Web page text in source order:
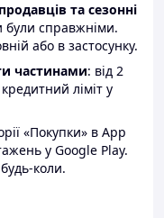
та сезонні
справжніми.
або в застосунку.
частинами: від 2
ліміт у
«Покупки» в App
у Google Play.
коли.